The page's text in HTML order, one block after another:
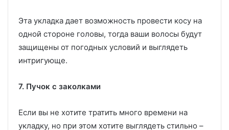
Эта укладка дает возможность провести косу на
одной стороне головы, тогда ваши волосы будут
защищены от погодных условий и выглядеть
интригующе.
7. Пучок с заколками
Если вы не хотите тратить много времени на
укладку, но при этом хотите выглядеть стильно –